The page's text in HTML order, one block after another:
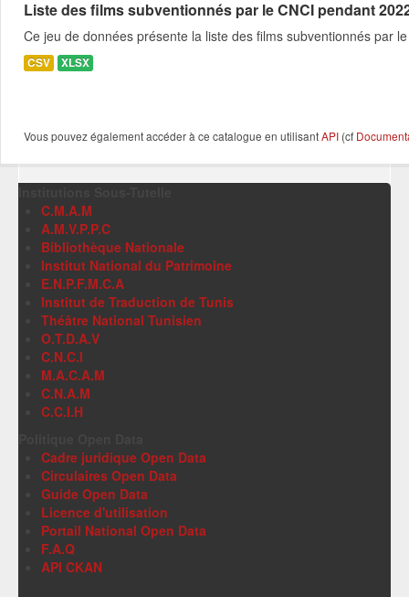
Liste des films subventionnés par le CNCI pendant
Ce jeu de données présente la liste des films subventionnés par
CSV XLSX
Vous pouvez également accéder à ce catalogue en utilisantAPI (cf
C.M.A.M
A.M.V.P.P.C
Bibliothèque Nationale
Institut National du Patrimoine
E.N.P.F.M.C.A
Institut de Traduction de Tunis
Théâtre National Tunisien
O.T.D.A.V
C.N.C.I
M.A.C.A.M
C.N.A.M
C.C.I.H
Cadre juridique Open Data
Circulaires Open Data
Guide Open Data
Licence d'utilisation
Portail National Open Data
F.A.Q
API CKAN